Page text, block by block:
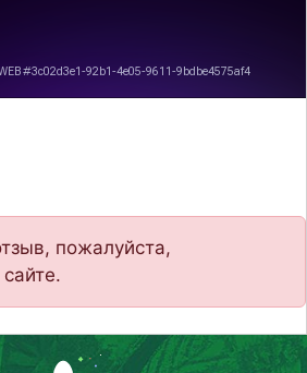
пожалуйста,